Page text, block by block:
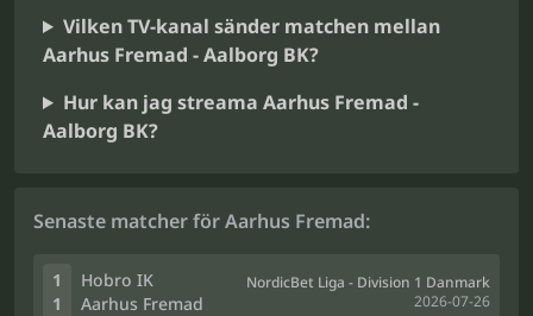
Vilken TV-kanal sänder matchen mellan
Aarhus Fremad - Aalborg BK?
Hur kan jag streama Aarhus Fremad -
Aalborg BK?
Senaste matcher för Aarhus Fremad:
1
1
Hobro IK
Aarhus Fremad
NordicBet Liga - Division 1 Danmark
2026-07-26